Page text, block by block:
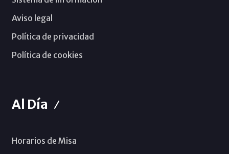
Aviso legal
Política de privacidad
Política de cookies
Al Día
Horarios de Misa